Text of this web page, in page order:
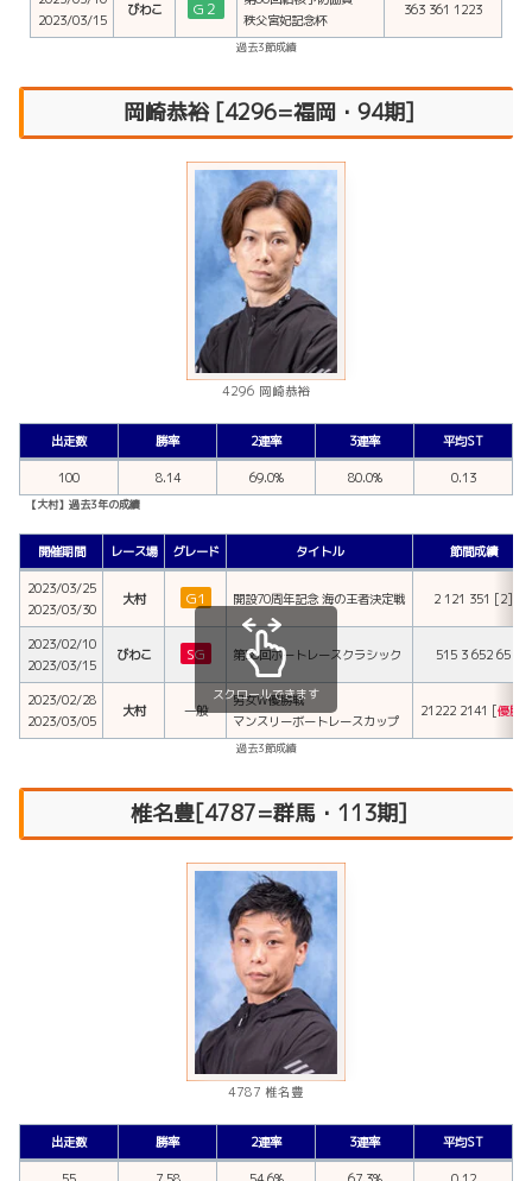
2023/03/15
びわこ G２
秩父宮妃記念杯
363 361 1223
過去3節成績
岡崎恭裕 [4296=福岡・94期]
4296 岡崎恭裕
出走数 勝率 2連率 3連率 平均ST
100 8.14 69.0% 80.0% 0.13
【大村】過去3年の成績
開催期間 レース場 グレード タイトル 節間成績
2023/03/25
2023/03/30
大村 G1 開設70周年記念 海の王者決定戦 2 121 351 [2]
2023/02/10
2023/03/15
びわこ SG 第58回ボートレースクラシック 515 3 652 65
2023/02/28
2023/03/05
大村 一般
男女W優勝戦
マンスリーボートレースカップ
21222 2141 [優勝
スクロールできます
過去3節成績
椎名豊[4787=群馬・113期]
4787 椎名豊
出走数 勝率 2連率 3連率 平均ST